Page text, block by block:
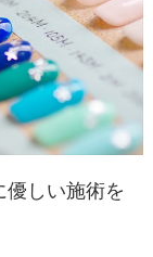
しい施術を